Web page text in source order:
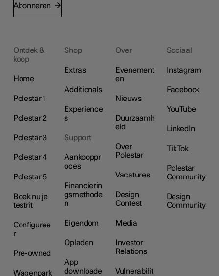
Abonneren
Ontdek &
koop
Home
Polestar 1
Polestar 2
Polestar 3
Polestar 4
Polestar 5
Boek nu je
testrit
Configuree
r
Pre-owned
Wagenpark
Shop
Extras
Additionals
Experience
s
Support
Aankooppr
oces
Financierin
gsmethode
n
Eigendom
Opladen
App
downloade
Over
Evenement
en
Nieuws
Duurzaamh
eid
Over
Polestar
Vacatures
Design
Contest
Media
Investor
Relations
Vulnerabilit
Sociaal
Instagram
Facebook
YouTube
LinkedIn
TikTok
Polestar
Community
Design
Community